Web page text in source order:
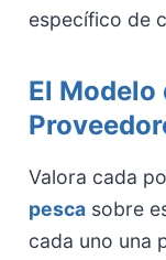
específico de
El Modelo
Valora cada
pesca sobre
cada uno una